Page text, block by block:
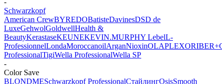
Schwarzkopf
American CrewBYREDOBatisteDavinesDSD de
LuxeGehwolGoldwellHealth &
BeautyKerastaseKEUNEKEVIN.MURPHY LebelL-
ProfessionnelLondaMoroccanoilArganNiохinOLAPLEXORIBE
ProfessionalTigiWella ProfessionalWella SP
-
Color Save
BLONDMESchwarzkopf ProfessionalСтайлингOsisSmooth